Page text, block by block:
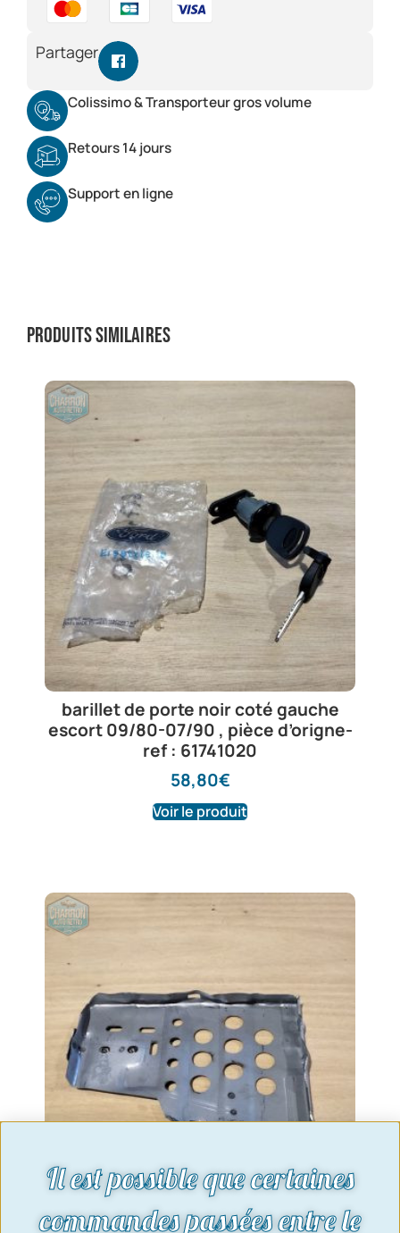
Partager
Colissimo & Transporteur gros volume
Retours 14 jours
Support en ligne
Produits similaires
barillet de porte noir coté gauche
escort 09/80-07/90 , pièce d’origne-
ref : 61741020
58,80€
Voir le produit
Bac a batterie Escort mk3 et mk4 |
Il est possible que certaines
commandes passées entre le